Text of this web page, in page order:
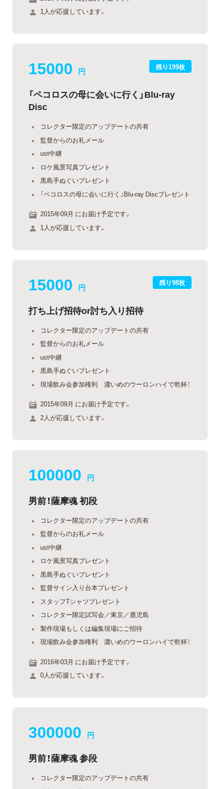
1人が応援しています。
残り199枚
15000 円
「ペコロスの母に会いに行く」Blu-ray
Disc
コレクター限定のアップデートの共有
監督からのお礼メール
ust中継
ロケ風景写真プレゼント
黒島手ぬぐいプレゼント
「ペコロスの母に会いに行く」Blu-ray Discプレゼント
2015年09月 にお届け予定です。
1人が応援しています。
残り98枚
15000 円
打ち上げ招待or討ち入り招待
コレクター限定のアップデートの共有
監督からのお礼メール
ust中継
黒島手ぬぐいプレゼント
現場飲み会参加権利 濃いめのウーロンハイで乾杯！
2015年09月 にお届け予定です。
2人が応援しています。
100000 円
男前！薩摩魂 初段
コレクター限定のアップデートの共有
監督からのお礼メール
ust中継
ロケ風景写真プレゼント
黒島手ぬぐいプレゼント
監督サイン入り台本プレゼント
スタッフTシャツプレゼント
コレクター限定試写会／東京／鹿児島
製作現場もしくは編集現場にご招待
現場飲み会参加権利 濃いめのウーロンハイで乾杯！
2016年03月 にお届け予定です。
0人が応援しています。
300000 円
男前！薩摩魂 参段
コレクター限定のアップデートの共有